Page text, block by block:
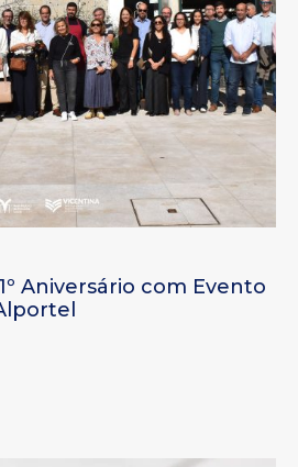
Aniversário com Evento